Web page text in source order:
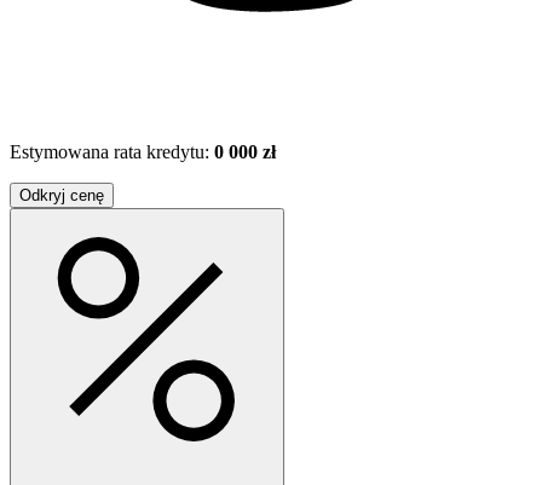
Estymowana rata kredytu: 0 000 zł
Odkryj cenę